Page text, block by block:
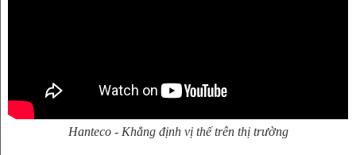
Hanteco - Khẳng định vị thế trên thị trường